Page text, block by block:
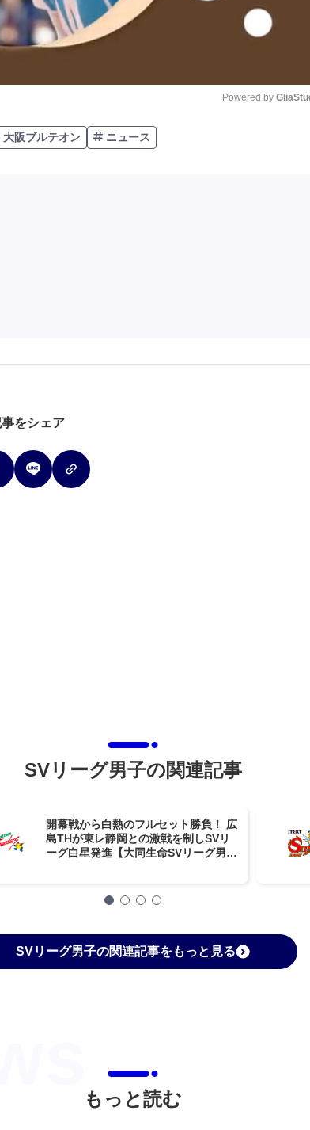
Powered by
大阪ブルテオン ニュース
をシェア
SVリーグ男子の関連記事
開幕戦から白熱のフルセット勝負！ 広
島THが東レ静岡との激戦を制しSVリ
ーグ白星発進【大同生命SVリーグ男子
SVリーグ男子の関連記事をもっと見る
もっと読む